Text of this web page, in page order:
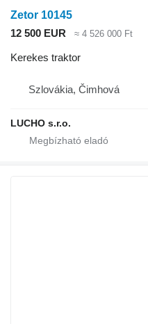
Zetor 10145
12 500 EUR
≈ 4 526 000 Ft
Kerekes traktor
Szlovákia, Čimhová
LUCHO s.r.o.